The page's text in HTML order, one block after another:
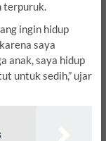
terpuruk.
ingin hidup
saya
anak, saya hidup
untuk sedih,” ujar